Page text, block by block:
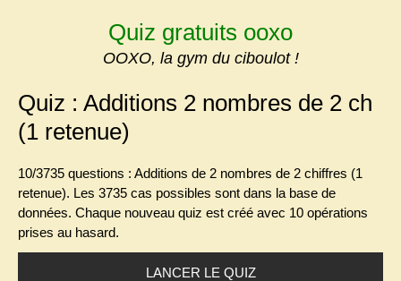
Quiz gratuits ooxo
OOXO, la gym du ciboulot !
Quiz : Additions 2 nombres de 2 ch
(1 retenue)
10/3735 questions : Additions de 2 nombres de 2 chiffres (1
retenue). Les 3735 cas possibles sont dans la base de
données. Chaque nouveau quiz est créé avec 10 opérations
prises au hasard.
LANCER LE QUIZ